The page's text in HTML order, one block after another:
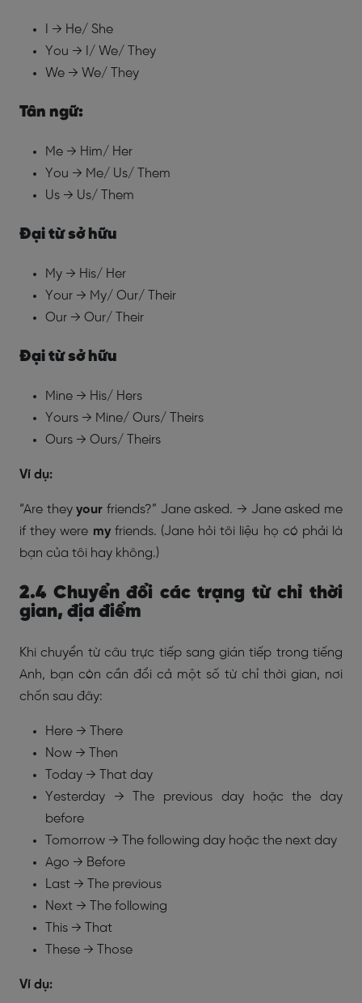
I → He/ She
You → I/ We/ They
We → We/ They
Tân ngữ:
Me → Him/ Her
You → Me/ Us/ Them
Us → Us/ Them
Đại từ sở hữu
My → His/ Her
Your → My/ Our/ Their
Our → Our/ Their
Đại từ sở hữu
Mine → His/ Hers
Yours → Mine/ Ours/ Theirs
Ours → Ours/ Theirs
Ví dụ:
“Are theyyour friends?” Jane asked. → Jane asked me
if they were myfriends. (Jane hỏi tôi liệu họ có phải là
bạn của tôi hay không.)
2.4 Chuyển đổi các trạng từ chỉ thời
gian, địa điểm
Khi chuyển từ câu trực tiếp sang gián tiếp trong tiếng
Anh, bạn còn cần đổi cả một số từ chỉ thời gian, nơi
chốn sau đây:
Here → There
Now → Then
Today → That day
Yesterday → The previous day hoặc the day
before
Tomorrow → The following day hoặc the next day
Ago → Before
Last → The previous
Next → The following
This → That
These → Those
Ví dụ: